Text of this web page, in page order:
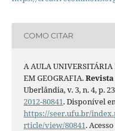
COMO CITAR
A AULA UNIVERSITÁRIA
EM GEOGRAFIA.
Uberlândia, v. 3, n. 4, p.
2012-80841. Disponível
https://seer.ufu.br/
rticle/view/80841.